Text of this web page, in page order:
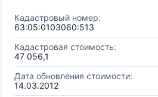
Кадастровый номер:
63:05:0103060:513
Кадастровая стоимость:
47 056,1
Дата обновления стоимости:
14.03.2012